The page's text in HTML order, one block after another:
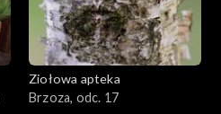
Ziołowa apteka
Brzoza, odc. 17